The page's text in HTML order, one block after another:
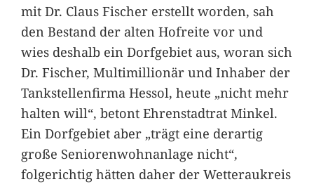
mit Dr. Claus Fischer erstellt worden, sah
den Bestand der alten Hofreite vor und
wies deshalb ein Dorfgebiet aus, woran sich
Dr. Fischer, Multimillionär und Inhaber der
Tankstellenfirma Hessol, heute „nicht mehr
halten will“, betont Ehrenstadtrat Minkel.
Ein Dorfgebiet aber „trägt eine derartig
große Seniorenwohnanlage nicht“,
folgerichtig hätten daher der Wetteraukreis